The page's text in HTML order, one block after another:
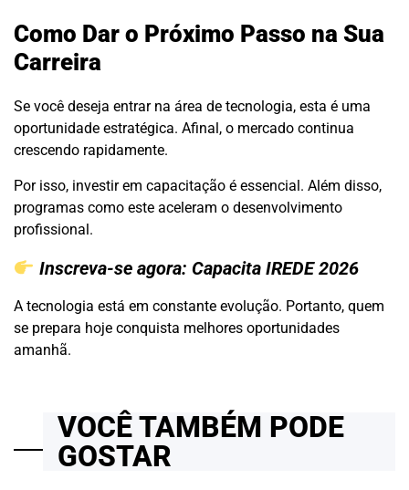
Como Dar o Próximo Passo na Sua
Carreira
Se você deseja entrar na área de tecnologia, esta é uma
oportunidade estratégica. Afinal, o mercado continua
crescendo rapidamente.
Por isso, investir em capacitação é essencial. Além disso,
programas como este aceleram o desenvolvimento
profissional.
Inscreva-se agora: Capacita IREDE 2026
A tecnologia está em constante evolução. Portanto, quem
se prepara hoje conquista melhores oportunidades
amanhã.
VOCÊ TAMBÉM PODE
GOSTAR